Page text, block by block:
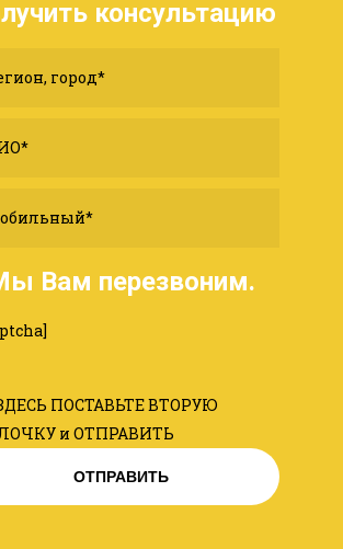
консультацию
Вам перезвоним.
ПОСТАВЬТЕ ВТОРУЮ
и ОТПРАВИТЬ